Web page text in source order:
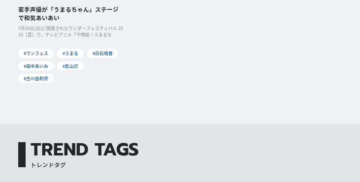
若手声優が「うまるちゃん」ステージ
で和気あいあい
7月26日(日)に開催されたワンダーフェスティバル 20
15［夏］で、テレビアニメ「干物妹！うまるち
#ワンフェス #うまる
#白石晴香
#田中あいみ
#影山灯
#古川由利奈
TREND TAGS
トレンドタグ